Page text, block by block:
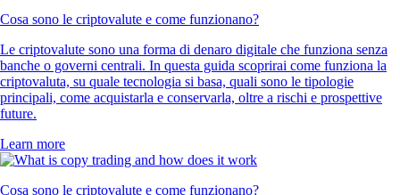
Cosa sono le criptovalute e come funzionano?
Le criptovalute sono una forma di denaro digitale che funziona senza
banche o governi centrali. In questa guida scoprirai come funziona la
criptovaluta, su quale tecnologia si basa, quali sono le tipologie
principali, come acquistarla e conservarla, oltre a rischi e prospettive
future.
Learn more
Cosa sono le criptovalute e come funzionano?